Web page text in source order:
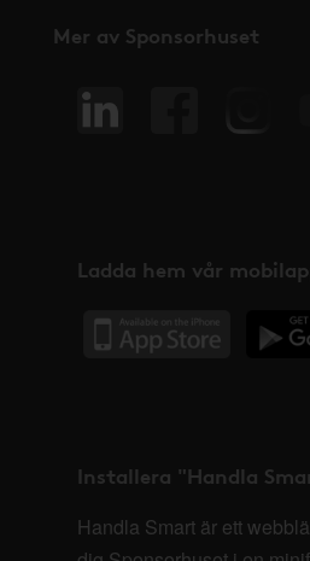
Mer av Sponsorhuset
Ladda hem vår
Installera "Handla
Handla Smart är ett